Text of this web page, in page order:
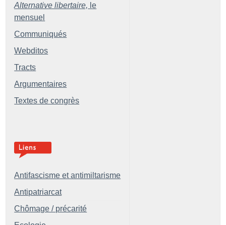
Alternative libertaire, le
mensuel
Communiqués
Webditos
Tracts
Argumentaires
Textes de congrès
Antifascisme et antimiltarisme
Antipatriarcat
Chômage / précarité